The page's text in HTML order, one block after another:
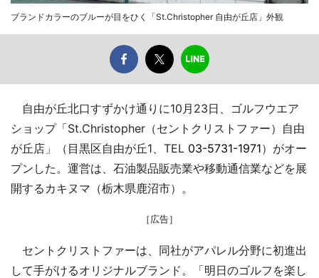
ブランドカラーのブルーが目をひく「St.Christopher 自由が丘店」外観
自由が丘北口すずかけ通りに10月23日、ゴルフウエア
ショップ「St.Christopher（セントクリストファー）自由
が丘店」（目黒区自由が丘1、TEL 03-5731-1971）がオー
プンした。運営は、石油製品販売業や移動通信業などを展
開するカキヌマ（栃木県鹿沼市）。
［広告］
セントクリストファーは、同社がアパレル分野に初進出
して手がけるオリジナルブランド。「明日のゴルフを楽し